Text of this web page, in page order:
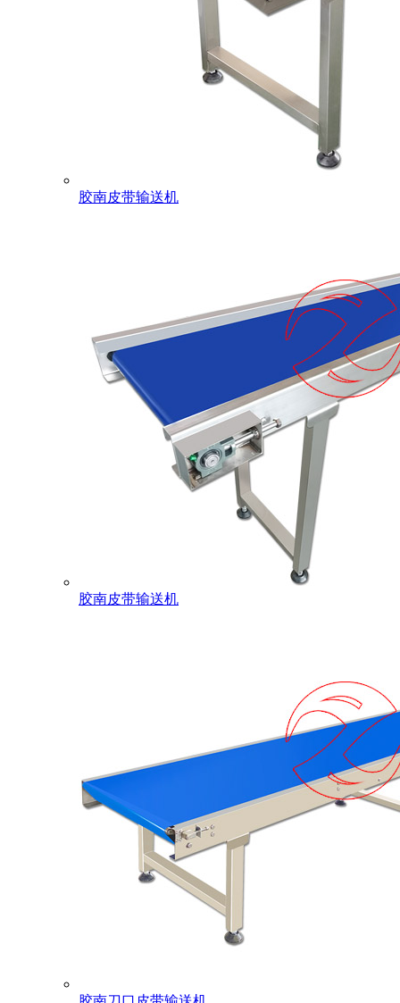
胶南皮带输送机
胶南皮带输送机